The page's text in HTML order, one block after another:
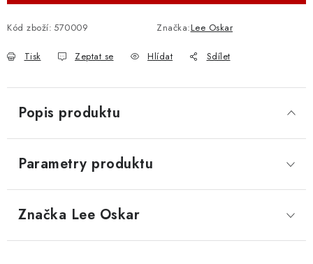
Kód zboží: 570009 Značka:Lee Oskar
Tisk Zeptat se Hlídat Sdílet
Popis produktu
Parametry produktu
Značka Lee Oskar